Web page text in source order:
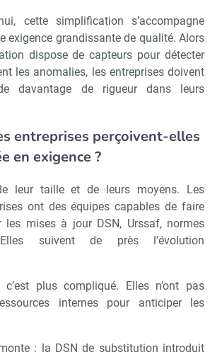
cette simplification s’accompagne
exigence grandissante de qualité. Alors
dispose de capteurs pour détecter
les anomalies, les entreprises doivent
davantage de rigueur dans leurs
entreprises perçoivent-elles
en exigence ?
leur taille et de leurs moyens. Les
ont des équipes capables de faire
mises à jour DSN, Urssaf, normes
suivent de près l’évolution
plus compliqué. Elles n’ont pas
internes pour anticiper les
: la DSN de substitution introduit